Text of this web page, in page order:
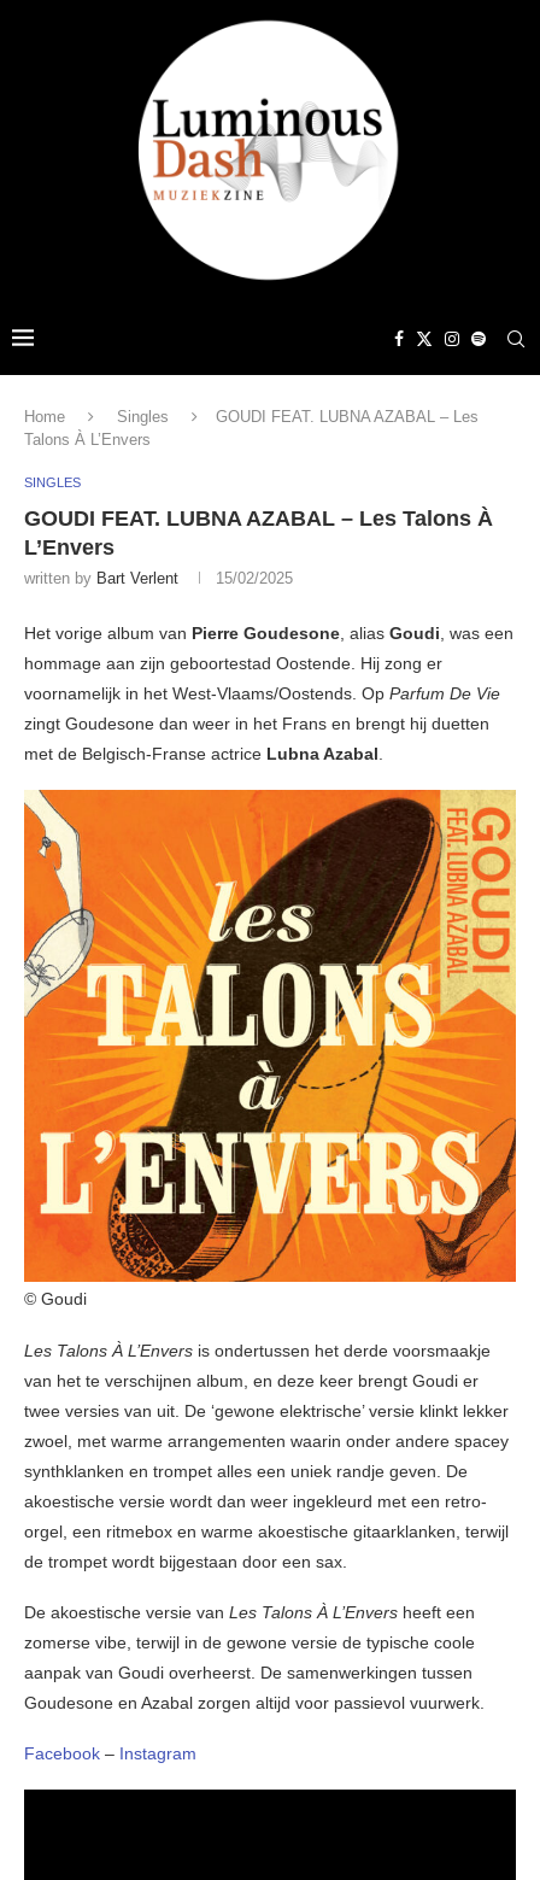
Home Singles
GOUDI FEAT. LUBNA AZABAL – Les
Talons À L’Envers
SINGLES
GOUDI FEAT. LUBNA AZABAL – Les Talons À
L’Envers
written by Bart Verlent 15/02/2025
Het vorige album van Pierre Goudesone, alias Goudi, was een
hommage aan zijn geboortestad Oostende. Hij zong er
voornamelijk in het West-Vlaams/Oostends. Op Parfum De Vie
zingt Goudesone dan weer in het Frans en brengt hij duetten
met de Belgisch-Franse actrice Lubna Azabal.
© Goudi
Les Talons À L’Envers is ondertussen het derde voorsmaakje
van het te verschijnen album, en deze keer brengt Goudi er
twee versies van uit. De ‘gewone elektrische’ versie klinkt lekker
zwoel, met warme arrangementen waarin onder andere spacey
synthklanken en trompet alles een uniek randje geven. De
akoestische versie wordt dan weer ingekleurd met een retro-
orgel, een ritmebox en warme akoestische gitaarklanken, terwijl
de trompet wordt bijgestaan door een sax.
De akoestische versie van Les Talons À L’Envers heeft een
zomerse vibe, terwijl in de gewone versie de typische coole
aanpak van Goudi overheerst. De samenwerkingen tussen
Goudesone en Azabal zorgen altijd voor passievol vuurwerk.
Facebook – Instagram